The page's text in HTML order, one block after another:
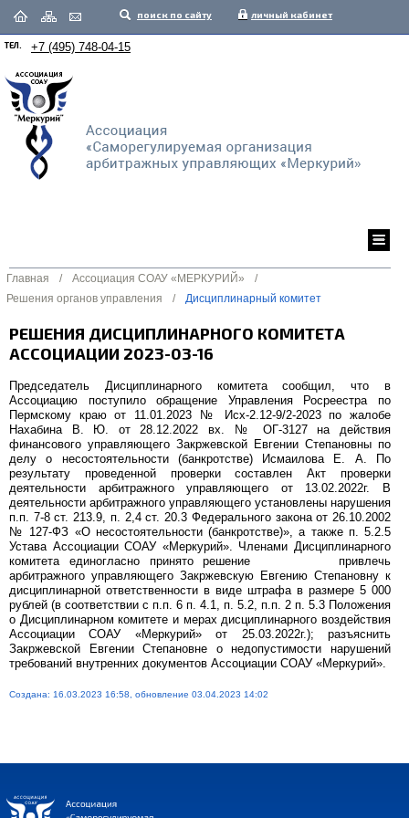
поиск по сайту личный кабинет
ТЕЛ. +7 (495) 748-04-15
Главная / Ассоциация СОАУ «МЕРКУРИЙ»
/
Решения органов управления
/ Дисциплинарный комитет
РЕШЕНИЯ ДИСЦИПЛИНАРНОГО КОМИТЕТА
АССОЦИАЦИИ 2023-03-16
Председатель Дисциплинарного комитета сообщил, что в
Ассоциацию поступило обращение Управления Росреестра по
Пермскому краю от 11.01.2023 № Исх-2.12-9/2-2023 по жалобе
Нахабина В. Ю. от 28.12.2022 вх. № ОГ-3127 на действия
финансового управляющего Закржевской Евгении Степановны по
делу о несостоятельности (банкротстве) Исмаилова Е. А. По
результату проведенной проверки составлен Акт проверки
деятельности арбитражного управляющего от 13.02.2022г. В
деятельности арбитражного управляющего установлены нарушения
п.п. 7-8 ст. 213.9, п. 2,4 ст. 20.3 Федерального закона от 26.10.2002
№ 127-ФЗ «О несостоятельности (банкротстве)», а также п. 5.2.5
Устава Ассоциации СОАУ «Меркурий». Членами Дисциплинарного
комитета единогласно принято решение привлечь
арбитражного управляющего Закржевскую Евгению Степановну к
дисциплинарной ответственности в виде штрафа в размере 5 000
рублей (в соответствии с п.п. 6 п. 4.1, п. 5.2, п.п. 2 п. 5.3 Положения
о Дисциплинарном комитете и мерах дисциплинарного воздействия
Ассоциации СОАУ «Меркурий» от 25.03.2022г.); разъяснить
Закржевской Евгении Степановне о недопустимости нарушений
требований внутренних документов Ассоциации СОАУ «Меркурий».
Создана: 16.03.2023 16:58, обновление 03.04.2023 14:02